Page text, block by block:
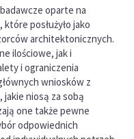
oparte na
posłużyło jako
architektonicznych.
ilościowe, jak i
i ograniczenia
wniosków z
jakie niosą za sobą
one także pewne
odpowiednich